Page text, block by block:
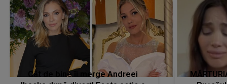
Cât de bine îi merge Andreei